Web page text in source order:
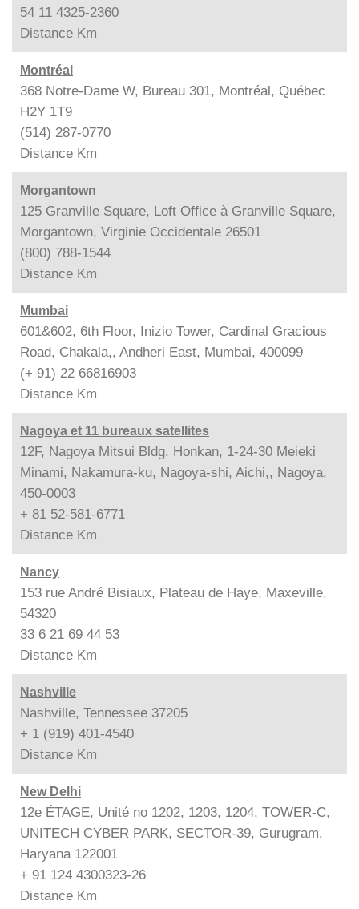
54 11 4325-2360
Distance Km
Montréal
368 Notre-Dame W, Bureau 301, Montréal, Québec
H2Y 1T9
(514) 287-0770
Distance Km
Morgantown
125 Granville Square, Loft Office à Granville Square,
Morgantown, Virginie Occidentale 26501
(800) 788-1544
Distance Km
Mumbai
601&602, 6th Floor, Inizio Tower, Cardinal Gracious
Road, Chakala,, Andheri East, Mumbai, 400099
(+ 91) 22 66816903
Distance Km
Nagoya et 11 bureaux satellites
12F, Nagoya Mitsui Bldg. Honkan, 1-24-30 Meieki
Minami, Nakamura-ku, Nagoya-shi, Aichi,, Nagoya,
450-0003
+ 81 52-581-6771
Distance Km
Nancy
153 rue André Bisiaux, Plateau de Haye, Maxeville,
54320
33 6 21 69 44 53
Distance Km
Nashville
Nashville, Tennessee 37205
+ 1 (919) 401-4540
Distance Km
New Delhi
12e ÉTAGE, Unité no 1202, 1203, 1204, TOWER-C,
UNITECH CYBER PARK, SECTOR-39, Gurugram,
Haryana 122001
+ 91 124 4300323-26
Distance Km